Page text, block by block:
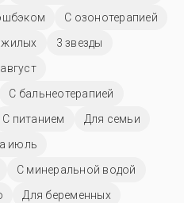
С озонотерапией
3 звезды
С бальнеотерапией
С питанием
Для семьи
июль
С минеральной водой
Для беременных